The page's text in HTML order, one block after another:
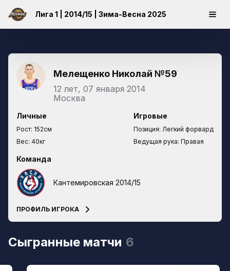
Лига 1 | 2014/15 | Зима-Весна 2025
Мелещенко Николай №59
12 лет, 07 января 2014
Москва
Личные
Рост: 152см
Вес: 40кг
Игровые
Позиция: Легкий форвард
Ведущая рука: Правая
Команда
Кантемировская 2014/15
ПРОФИЛЬ ИГРОКА
Сыгранные матчи 6